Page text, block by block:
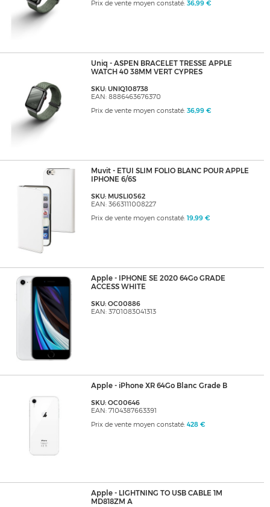
Prix de vente moyen constaté: 36,99 €
Uniq - ASPEN BRACELET TRESSE APPLE
WATCH 40 38MM VERT CYPRES
SKU: UNIQ108738
EAN: 8886463676370
Prix de vente moyen constaté: 36,99 €
Muvit - ETUI SLIM FOLIO BLANC POUR APPLE
IPHONE 6/6S
SKU: MUSLI0562
EAN: 3663111008227
Prix de vente moyen constaté: 19,99 €
Apple - IPHONE SE 2020 64Go GRADE
ACCESS WHITE
SKU: OC00886
EAN: 3701083041313
Apple - iPhone XR 64Go Blanc Grade B
SKU: OC00646
EAN: 7104387663391
Prix de vente moyen constaté: 428 €
Apple - LIGHTNING TO USB CABLE 1M
MD818ZM A